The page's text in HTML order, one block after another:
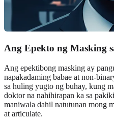
Ang Epekto ng Masking
Ang epektibong masking ay
napakadaming babae at non-
sa huling yugto ng buhay, kung
doktor na nahihirapan ka sa
maniwala dahil natutunan mong
at articulate.